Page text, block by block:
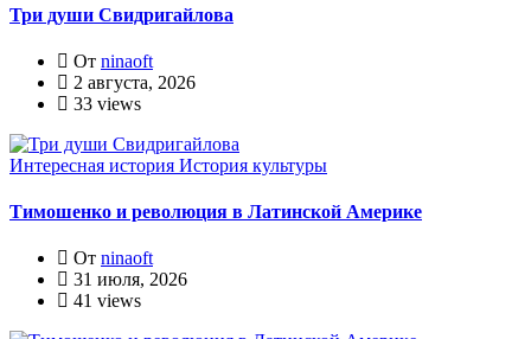
Три души Свидригайлова
От ninaoft
2 августа, 2026
33 views
Интересная история История культуры
Тимошенко и революция в Латинской Америке
От ninaoft
31 июля, 2026
41 views